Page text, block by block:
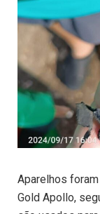
Aparelhos
Gold Apollo,